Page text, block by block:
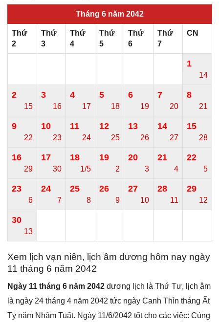
Tháng 6 năm 2042
Thứ
2
Thứ
3
Thứ
4
Thứ
5
Thứ
6
Thứ
7
CN
1
14
2
15
3
16
4
17
5
18
6
19
7
20
8
21
9
22
10
23
11
24
12
25
13
26
14
27
15
28
16
29
17
30
18
1/5
19
2
20
3
21
4
22
5
23
6
24
7
25
8
26
9
27
10
28
11
29
12
30
13
Xem lịch vạn niên, lịch âm dương hôm nay ngày
11 tháng 6 năm 2042
Ngày 11 tháng 6 năm 2042 dương lịch là Thứ Tư, lịch âm
là ngày 24 tháng 4 năm 2042 tức ngày Canh Thìn tháng Ất
Tỵ năm Nhâm Tuất. Ngày 11/6/2042 tốt cho các việc: Cúng